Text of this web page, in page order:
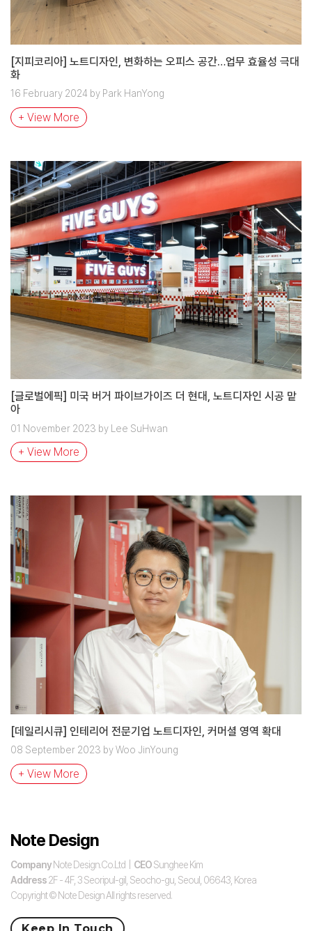
[지피코리아] 노트디자인, 변화하는 오피스 공간…업무 효율성 극대
화
16 February 2024 by Park HanYong
+ View More
[글로벌에픽] 미국 버거 파이브가이즈 더 현대, 노트디자인 시공 맡
아
01 November 2023 by Lee SuHwan
+ View More
[데일리시큐] 인테리어 전문기업 노트디자인, 커머셜 영역 확대
08 September 2023 by Woo JinYoung
+ View More
Note Design
Company Note Design.Co.Ltd | CEOSunghee Kim
Address2F - 4F, 3 Seoripul-gil, Seocho-gu, Seoul, 06643, Korea
Copyright © Note Design All rights reserved.